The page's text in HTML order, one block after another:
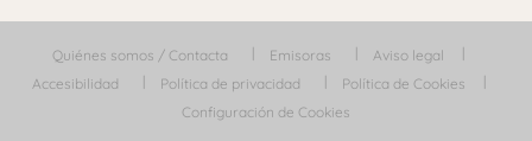
Quiénes somos / Contacta Emisoras
Aviso legal
Accesibilidad
Política de privacidad
Política de Cookies
Configuración de Cookies